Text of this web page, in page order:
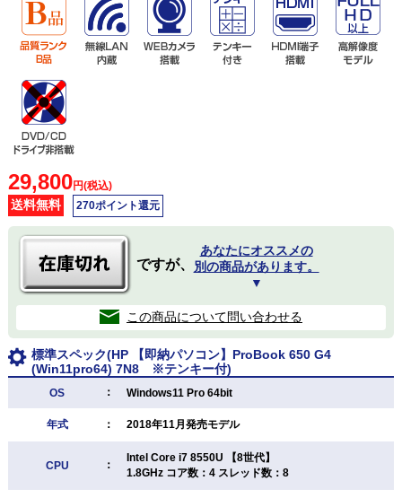
29,800円(税込)
送料無料 270ポイント還元
ですが、
あなたにオススメの
別の商品があります。
▼
この商品について問い合わせる
標準スペック(HP 【即納パソコン】ProBook 650 G4
(Win11pro64) 7N8 ※テンキー付)
OS ： Windows11 Pro 64bit
年式 ： 2018年11月発売モデル
CPU ：
Intel Core i7 8550U 【8世代】
1.8GHz コア数：4 スレッド数：8